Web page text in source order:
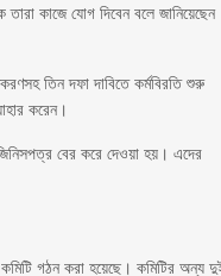
তারা কাজে যোগ দিবেন বলে জানিয়েছেন
তিন দফা দাবিতে কর্মবিরতি শুরু
করেন।
বের করে দেওয়া হয়। এদের
গঠন করা হয়েছে। কমিটির অন্য